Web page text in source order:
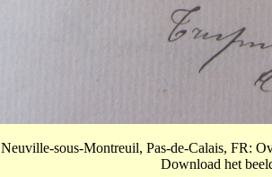
Neuville-sous-Montreuil, Pas-de-Calais, FR:
Download het